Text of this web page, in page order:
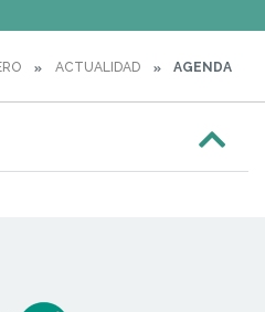
ACTUALIDAD AGENDA